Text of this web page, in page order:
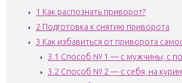
1 Как распознать приворот?
2 Подготовка к снятию приворота
3 Как избавиться от приворота
3.1 Способ № 1 — с мужчины, с
3.2 Способ № 2 — с себя, на